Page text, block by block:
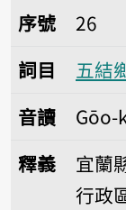
序號26五結鄉
序號
26
詞目
五結
音讀
釋義
宜蘭
行政